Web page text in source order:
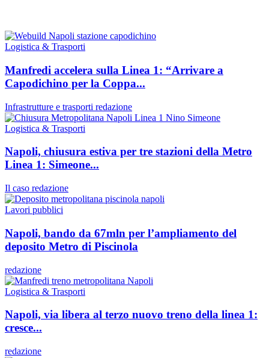
Logistica & Trasporti
Manfredi accelera sulla Linea 1: “Arrivare a
Capodichino per la Coppa...
Infrastrutture e trasporti redazione
Logistica & Trasporti
Napoli, chiusura estiva per tre stazioni della Metro
Linea 1: Simeone...
Il caso redazione
Lavori pubblici
Napoli, bando da 67mln per l’ampliamento del
deposito Metro di Piscinola
redazione
Logistica & Trasporti
Napoli, via libera al terzo nuovo treno della linea 1:
cresce...
redazione